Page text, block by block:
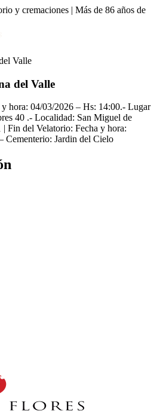
y cremaciones | Más de 86 años de
del Valle
hora: 04/03/2026 – Hs: 14:00.- Lugar
40 .- Localidad: San Miguel de
| Fin del Velatorio: Fecha y hora:
Cementerio: Jardin del Cielo